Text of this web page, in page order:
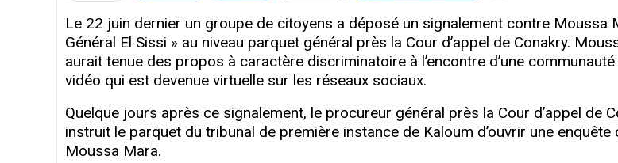
Le 22 juin dernier un groupe de citoyens a déposé un signalement contre Moussa
Général El Sissi » au niveau parquet général près la Cour d’appel de Conakry.
aurait tenue des propos à caractère discriminatoire à l’encontre d’une
vidéo qui est devenue virtuelle sur les réseaux sociaux.
Quelque jours après ce signalement, le procureur général près la Cour d’appel de
instruit le parquet du tribunal de première instance de Kaloum d’ouvrir une enquête
Moussa Mara.